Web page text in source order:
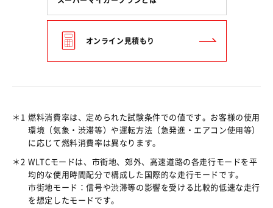
オンライン見積もり
＊1 燃料消費率は、定められた試験条件での値です。お客様の使用
環境（気象・渋滞等）や運転方法（急発進・エアコン使用等）
に応じて燃料消費率は異なります。
＊2 WLTCモードは、市街地、郊外、高速道路の各走行モードを平
均的な使用時間配分で構成した国際的な走行モードです。
市街地モード：信号や渋滞等の影響を受ける比較的低速な走行
を想定したモードです。